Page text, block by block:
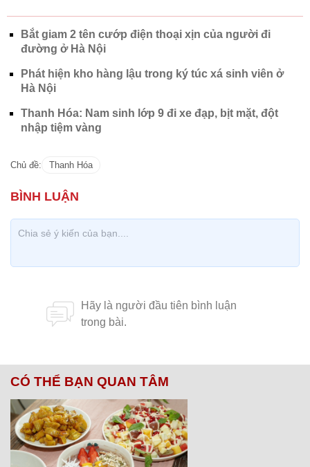
Bắt giam 2 tên cướp điện thoại xịn của người đi
đường ở Hà Nội
Phát hiện kho hàng lậu trong ký túc xá sinh viên ở
Hà Nội
Thanh Hóa: Nam sinh lớp 9 đi xe đạp, bịt mặt, đột
nhập tiệm vàng
Chủ đề: Thanh Hóa
CÓ THỂ BẠN QUAN TÂM